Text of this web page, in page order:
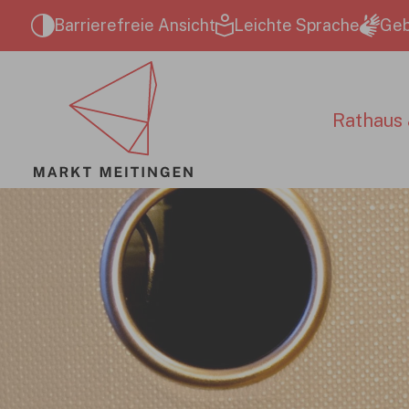
Zum Hauptinhalt springen
Barrierefreie Ansicht Leichte Sprache